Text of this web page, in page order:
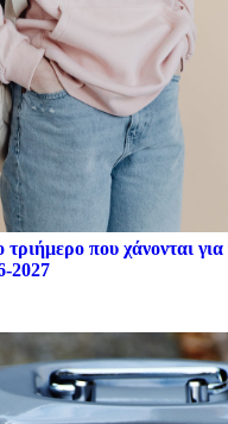
τριήμερο που χάνονται
2027